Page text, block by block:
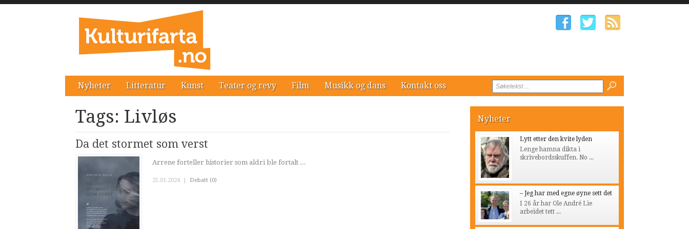
Nyheter Litteratur Kunst Teater og revy Film Musikk og dans Kontakt oss
Tags: Livløs
Da det stormet som verst
Arrene forteller historier som aldri ble fortalt ...
25.01.2024 | Debatt (0)
Nyheter
Lytt etter den kvite lyden
Lenge hamna dikta i
skrivebordsskuffen. No ...
– Jeg har med egne øyne sett det
I 26 år har Ole André Lie
arbeidet tett ...